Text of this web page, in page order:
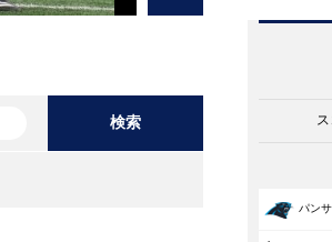
検索
パン